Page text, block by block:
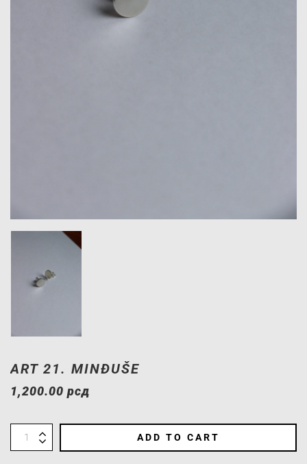
ART 21. MINĐUŠE
1,200.00 рсд
ADD TO CART